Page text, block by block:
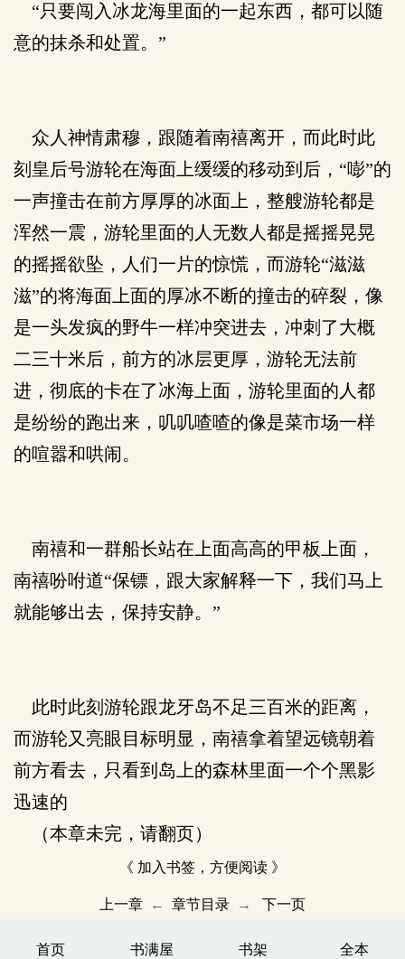
“只要闯入冰龙海里面的一起东西，都可以随
意的抹杀和处置。”
众人神情肃穆，跟随着南禧离开，而此时此
刻皇后号游轮在海面上缓缓的移动到后，“嘭”的
一声撞击在前方厚厚的冰面上，整艘游轮都是
浑然一震，游轮里面的人无数人都是摇摇晃晃
的摇摇欲坠，人们一片的惊慌，而游轮“滋滋
滋”的将海面上面的厚冰不断的撞击的碎裂，像
是一头发疯的野牛一样冲突进去，冲刺了大概
二三十米后，前方的冰层更厚，游轮无法前
进，彻底的卡在了冰海上面，游轮里面的人都
是纷纷的跑出来，叽叽喳喳的像是菜市场一样
的喧嚣和哄闹。
南禧和一群船长站在上面高高的甲板上面，
南禧吩咐道“保镖，跟大家解释一下，我们马上
就能够出去，保持安静。”
此时此刻游轮跟龙牙岛不足三百米的距离，
而游轮又亮眼目标明显，南禧拿着望远镜朝着
前方看去，只看到岛上的森林里面一个个黑影
迅速的
（本章未完，请翻页）
《 加入书签，方便阅读 》
上一章 ← 章节目录 → 下一页
首页 书满屋 书架 全本